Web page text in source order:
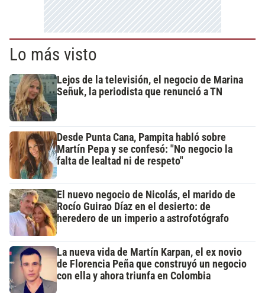
Lo más visto
Lejos de la televisión, el negocio de Marina
Señuk, la periodista que renunció a TN
Desde Punta Cana, Pampita habló sobre
Martín Pepa y se confesó: "No negocio la
falta de lealtad ni de respeto"
El nuevo negocio de Nicolás, el marido de
Rocío Guirao Díaz en el desierto: de
heredero de un imperio a astrofotógrafo
La nueva vida de Martín Karpan, el ex novio
de Florencia Peña que construyó un negocio
con ella y ahora triunfa en Colombia